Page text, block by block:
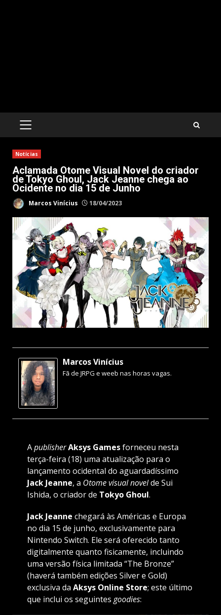
PRIMARY
Notícias
Aclamada Otome Visual Novel do criador
de Tokyo Ghoul, Jack Jeanne chega ao
Ocidente no dia 15 de Junho
Marcos Vinícius 18/04/2023
Marcos Vinícius
Fã de JRPG e weeb nas horas vagas.
ApublisherAksys Gamesforneceu nesta
terça-feira (18) uma atualização para o
lançamento ocidental do aguardadíssimo
Jack Jeanne, a Otome visual novelde Sui
Ishida, o criador de Tokyo Ghoul.
Jack Jeanne chegará às Américas e Europa
no dia 15 de junho, exclusivamente para
Nintendo Switch. Ele será oferecido tanto
digitalmente quanto fisicamente, incluindo
uma versão física limitada “The Bronze”
(haverá também edições Silver e Gold)
exclusiva da Aksys Online Store; este último
que inclui os seguintes goodies: